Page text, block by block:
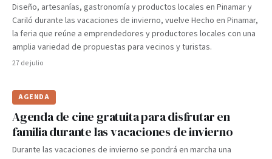
Diseño, artesanías, gastronomía y productos locales en Pinamar y
Cariló durante las vacaciones de invierno, vuelve Hecho en Pinamar,
la feria que reúne a emprendedores y productores locales con una
amplia variedad de propuestas para vecinos y turistas.
27 de julio
AGENDA
Agenda de cine gratuita para disfrutar en
familia durante las vacaciones de invierno
Durante las vacaciones de invierno se pondrá en marcha una